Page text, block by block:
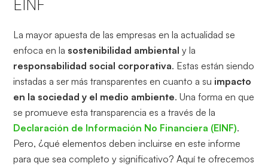
EINF
La mayor apuesta de las empresas en la actualidad se
enfoca en la sostenibilidad ambiental y la
responsabilidad social corporativa. Estas están siendo
instadas a ser más transparentes en cuanto a su impacto
en la sociedad y el medio ambiente. Una forma en que
se promueve esta transparencia es a través de la
Declaración de Información No Financiera (EINF).
Pero, ¿qué elementos deben incluirse en este informe
para que sea completo y significativo? Aquí te ofrecemos